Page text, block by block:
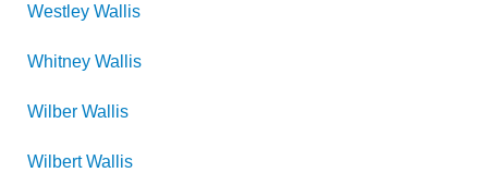
Westley Wallis
Whitney Wallis
Wilber Wallis
Wilbert Wallis